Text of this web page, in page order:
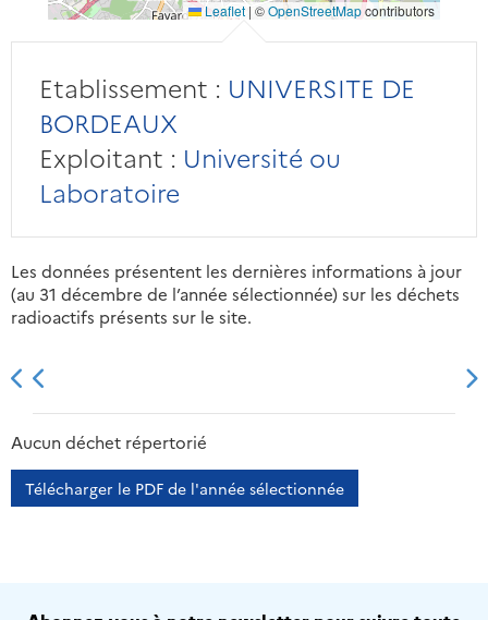
Leaflet | ©OpenStreetMapcontributors
Etablissement : UNIVERSITE DE
BORDEAUX
Exploitant : Université ou
Laboratoire
Les données présentent les dernières informations à jour
(au 31 décembre de l’année sélectionnée) sur les déchets
radioactifs présents sur le site.
2013 2014
Aucun déchet répertorié
Télécharger le PDF de l'année sélectionnée